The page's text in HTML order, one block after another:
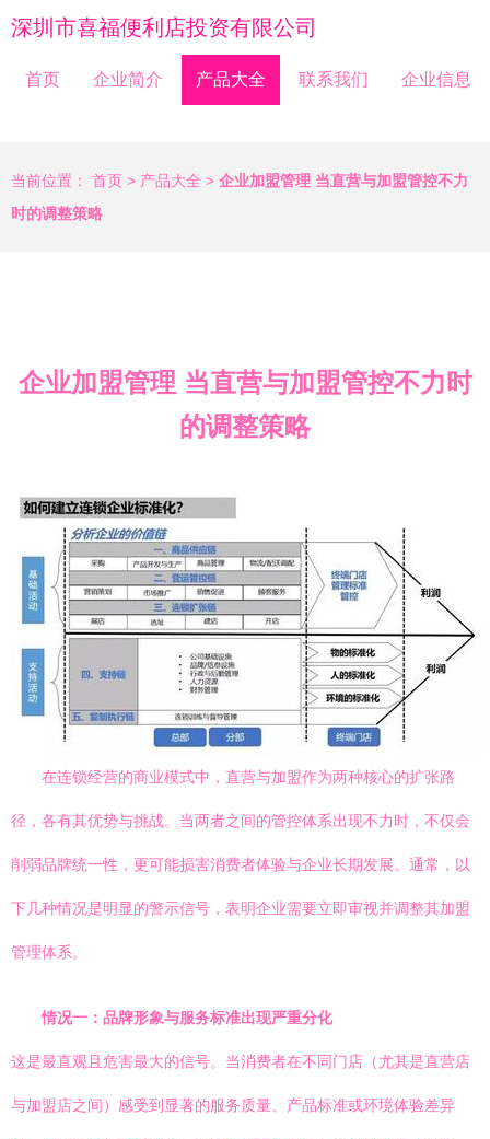
深圳市喜福便利店投资有限公司
首页 企业简介 产品大全 联系我们 企业信息
当前位置： 首页 > 产品大全 > 企业加盟管理 当直营与加盟管控不力
时的调整策略
企业加盟管理 当直营与加盟管控不力时
的调整策略
在连锁经营的商业模式中，直营与加盟作为两种核心的扩张路
径，各有其优势与挑战。当两者之间的管控体系出现不力时，不仅会
削弱品牌统一性，更可能损害消费者体验与企业长期发展。通常，以
下几种情况是明显的警示信号，表明企业需要立即审视并调整其加盟
管理体系。
情况一：品牌形象与服务标准出现严重分化
这是最直观且危害最大的信号。当消费者在不同门店（尤其是直营店
与加盟店之间）感受到显著的服务质量、产品标准或环境体验差异